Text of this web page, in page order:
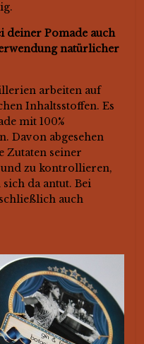
deiner Pomade auch
natürlicher
arbeiten auf
Inhaltsstoffen. Es
mit 100%
Davon abgesehen
Zutaten seiner
und zu kontrollieren,
da antut. Bei
auch